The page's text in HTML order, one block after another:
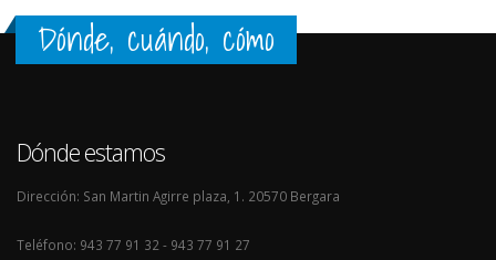
Dónde, cuándo, cómo
Dónde estamos
Dirección: San Martin Agirre plaza, 1. 20570 Bergara
Teléfono: 943 77 91 32 - 943 77 91 27